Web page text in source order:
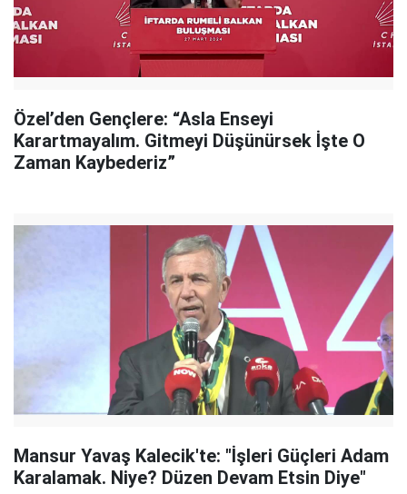
Özel’den Gençlere: “Asla Enseyi
Karartmayalım. Gitmeyi Düşünürsek İşte O
Zaman Kaybederiz”
Mansur Yavaş Kalecik'te: "İşleri Güçleri Adam
Karalamak. Niye? Düzen Devam Etsin Diye"